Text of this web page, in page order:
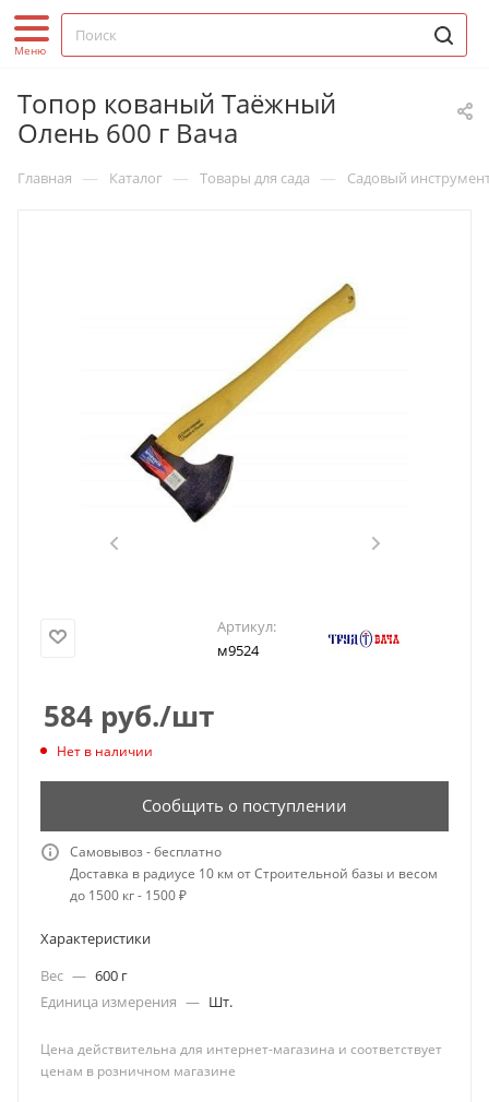
Топор кованый Таёжный
Олень 600 г Вача
Главная — Каталог — Товары для сада — Садовый
Артикул:
м9524
584 руб./шт
Нет в наличии
Сообщить о поступлении
Самовывоз - бесплатно
Доставка в радиусе 10 км от Строительной базы и весом
до 1500 кг - 1500 ₽
Характеристики
Вес — 600 г
Единица измерения — Шт.
Цена действительна для интернет-магазина и соответствует
ценам в розничном магазине